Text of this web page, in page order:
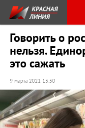
Говорить о
нельзя.
это сажать
9 марта 2021 13:30